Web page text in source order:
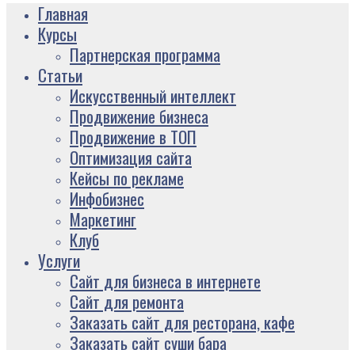
Главная
Курсы
Партнерская программа
Статьи
Искусственный интеллект
Продвижение бизнеса
Продвижение в ТОП
Оптимизация сайта
Кейсы по рекламе
Инфобизнес
Маркетинг
Клуб
Услуги
Сайт для бизнеса в интернете
Сайт для ремонта
Заказать сайт для ресторана, кафе
Заказать сайт суши бара